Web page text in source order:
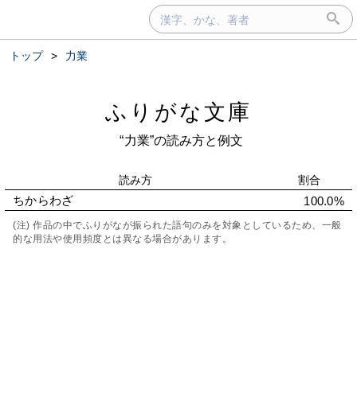
トップ > 力業
ふりがな文庫
“力業”の読み方と例文
読み方 割合
ちからわざ 100.0%
(注) 作品の中でふりがなが振られた語句のみを対象としているため、一般
的な用法や使用頻度とは異なる場合があります。